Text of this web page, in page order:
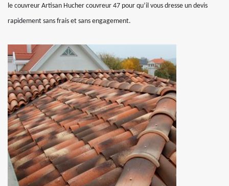
le couvreur Artisan Hucher couvreur 47 pour qu’il vous dresse un devis
rapidement sans frais et sans engagement.